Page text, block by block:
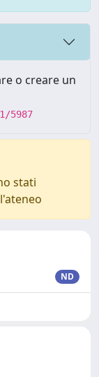
o creare un
5987
stati
ND